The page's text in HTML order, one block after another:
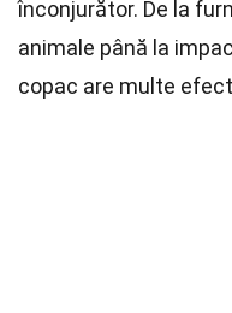
înconjurător. De la
animale până la
copac are multe